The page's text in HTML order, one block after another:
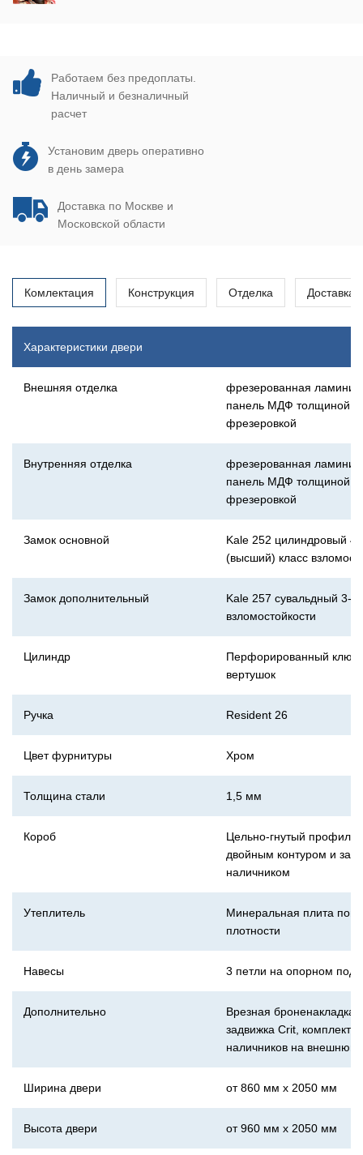
Работаем без предоплаты.
Наличный и безналичный
расчет
Установим дверь оперативно
в день замера
Доставка по Москве и
Московской области
Комлектация Конструкция Отделка Доставка
Характеристики двери
Внешняя отделка
фрезерованная
панель МДФ толщиной
фрезеровкой
Внутренняя отделка
фрезерованная
панель МДФ толщиной
фрезеровкой
Замок основной
Kale 252 цилиндровый 4-
(высший) класс
Замок дополнительный
Kale 257 сувальдный 3-й
взломостойкости
Цилиндр
Перфорированный ключ-
вертушок
Ручка Resident 26
Цвет фурнитуры Хром
Толщина стали 1,5 мм
Короб
Цельно-гнутый профиль
двойным контуром и
наличником
Утеплитель
Минеральная плита
плотности
Навесы 3 петли на опорном
Дополнительно
Врезная броненакладка,
задвижка Crit, комплект
наличников на внешнюю
Ширина двери от 860 мм х 2050 мм
Высота двери от 960 мм х 2050 мм